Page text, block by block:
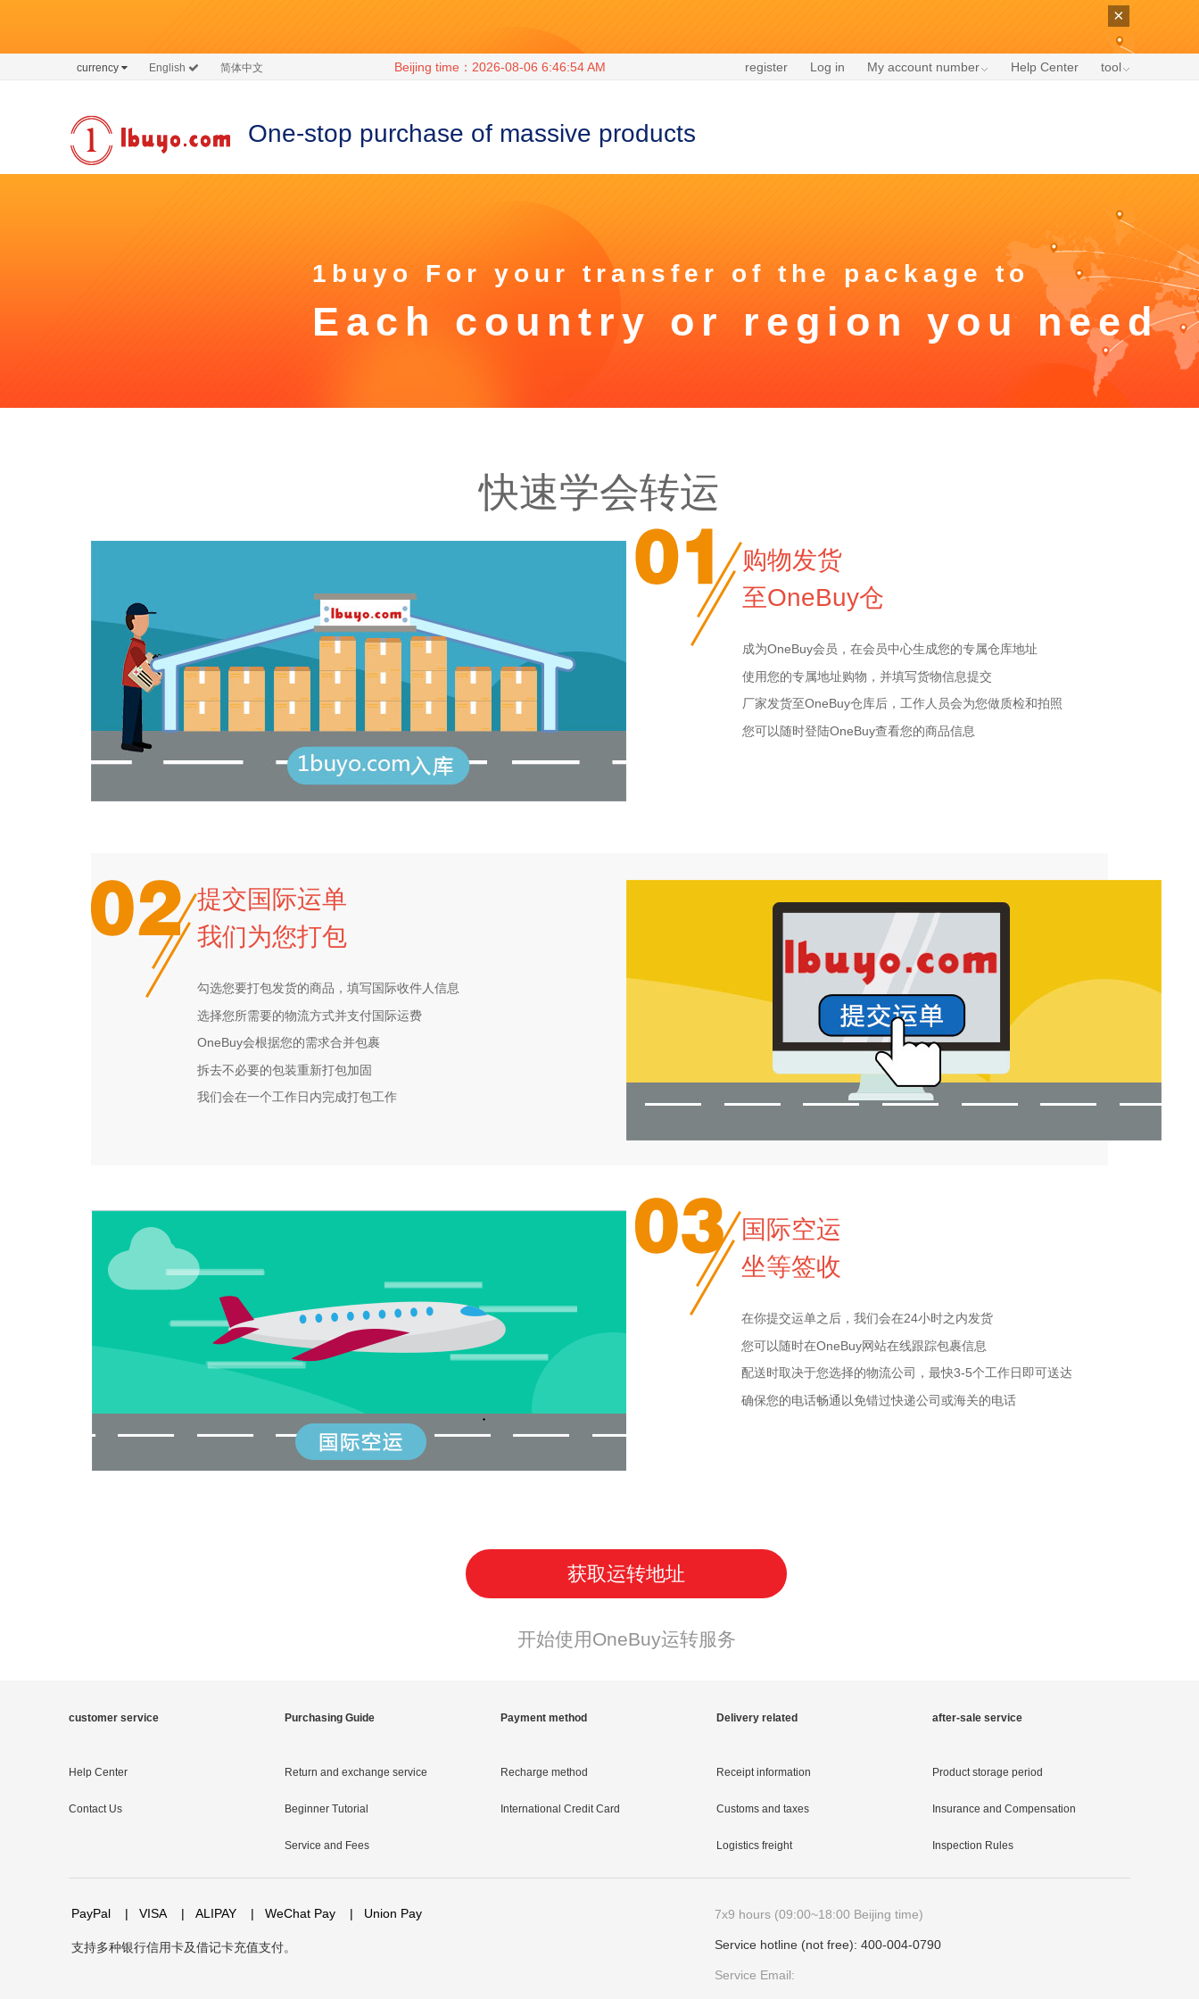
×
currency English 简体中文 Beijing time： 2026-08-06 6:46:55 AM tool
Help Center
My account number
Log in
register
One-stop purchase of massive products
1buyo For your transfer of the package to
Each country or region you need
快速学会转运
购物发货
至OneBuy仓
成为OneBuy会员，在会员中心生成您的专属仓库地址
使用您的专属地址购物，并填写货物信息提交
厂家发货至OneBuy仓库后，工作人员会为您做质检和拍照
您可以随时登陆OneBuy查看您的商品信息
提交国际运单
我们为您打包
勾选您要打包发货的商品，填写国际收件人信息
选择您所需要的物流方式并支付国际运费
OneBuy会根据您的需求合并包裹
拆去不必要的包装重新打包加固
我们会在一个工作日内完成打包工作
国际空运
坐等签收
在你提交运单之后，我们会在24小时之内发货
您可以随时在OneBuy网站在线跟踪包裹信息
配送时取决于您选择的物流公司，最快3-5个工作日即可送达
确保您的电话畅通以免错过快递公司或海关的电话
获取运转地址
开始使用OneBuy运转服务
customer service
Help Center
Contact Us
Purchasing Guide
Return and exchange service
Beginner Tutorial
Service and Fees
Payment method
Recharge method
International Credit Card
Delivery related
Receipt information
Customs and taxes
Logistics freight
after-sale service
Product storage period
Insurance and Compensation
Inspection Rules
PayPal | VISA | ALIPAY | WeChat Pay | Union Pay
支持多种银行信用卡及借记卡充值支付。
7x9 hours (09:00~18:00 Beijing time)
Service hotline (not free): 400-004-0790
Service Email: